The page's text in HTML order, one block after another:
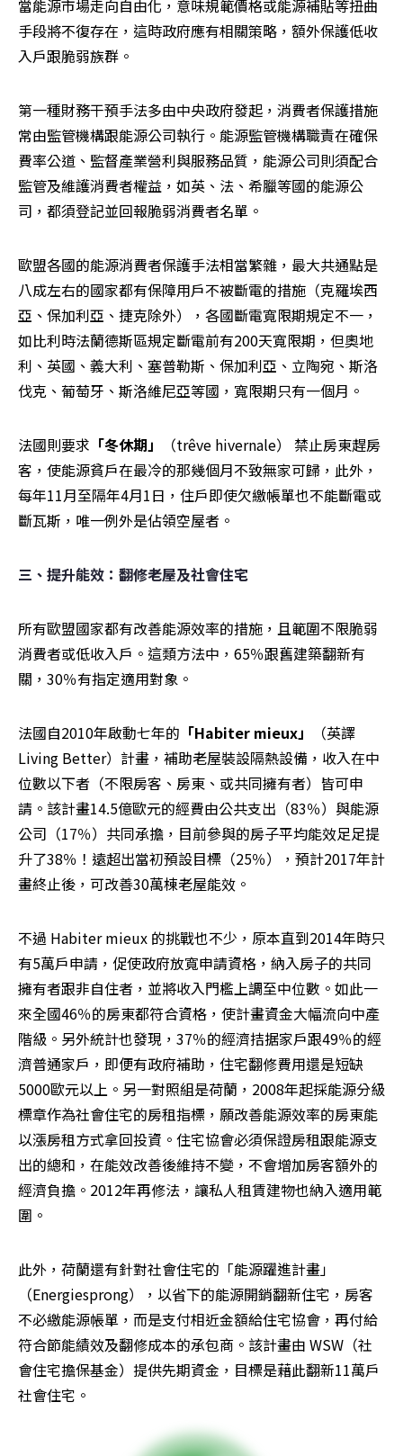
當能源市場走向自由化，意味規範價格或能源補貼等扭曲
手段將不復存在，這時政府應有相關策略，額外保護低收
入戶跟脆弱族群。
第一種財務干預手法多由中央政府發起，消費者保護措施
常由監管機構跟能源公司執行。能源監管機構職責在確保
費率公道、監督產業營利與服務品質，能源公司則須配合
監管及維護消費者權益，如英、法、希臘等國的能源公
司，都須登記並回報脆弱消費者名單。
歐盟各國的能源消費者保護手法相當繁雜，最大共通點是
八成左右的國家都有保障用戶不被斷電的措施（克羅埃西
亞、保加利亞、捷克除外），各國斷電寬限期規定不一，
如比利時法蘭德斯區規定斷電前有200天寬限期，但奧地
利、英國、義大利、塞普勒斯、保加利亞、立陶宛、斯洛
伐克、葡萄牙、斯洛維尼亞等國，寬限期只有一個月。
法國則要求 「冬休期」
（trêve hivernale） 禁止房東趕房
客，使能源貧戶在最冷的那幾個月不致無家可歸，此外，
每年11月至隔年4月1日，住戶即使欠繳帳單也不能斷電或
斷瓦斯，唯一例外是佔領空屋者。
三、提升能效：翻修老屋及社會住宅
所有歐盟國家都有改善能源效率的措施，且範圍不限脆弱
消費者或低收入戶。這類方法中，65％跟舊建築翻新有
關，30％有指定適用對象。
法國自2010年啟動七年的 「Habiter mieux」
（英譯
Living Better）計畫，補助老屋裝設隔熱設備，收入在中
位數以下者（不限房客、房東、或共同擁有者）皆可申
請。該計畫14.5億歐元的經費由公共支出（83％）與能源
公司（17％）共同承擔，目前參與的房子平均能效足足提
升了38％！遠超出當初預設目標（25％），預計2017年計
畫終止後，可改善30萬棟老屋能效。
不過 Habiter mieux 的挑戰也不少，原本直到2014年時只
有5萬戶申請，促使政府放寬申請資格，納入房子的共同
擁有者跟非自住者，並將收入門檻上調至中位數。如此一
來全國46％的房東都符合資格，使計畫資金大幅流向中產
階級。另外統計也發現，37％的經濟拮据家戶跟49％的經
濟普通家戶，即便有政府補助，住宅翻修費用還是短缺
5000歐元以上。另一對照組是荷蘭，2008年起採能源分級
標章作為社會住宅的房租指標，願改善能源效率的房東能
以漲房租方式拿回投資。住宅協會必須保證房租跟能源支
出的總和，在能效改善後維持不變，不會增加房客額外的
經濟負擔。2012年再修法，讓私人租賃建物也納入適用範
圍。
此外，荷蘭還有針對社會住宅的「能源躍進計畫」
（Energiesprong），以省下的能源開銷翻新住宅，房客
不必繳能源帳單，而是支付相近金額給住宅協會，再付給
符合節能績效及翻修成本的承包商。該計畫由 WSW（社
會住宅擔保基金）提供先期資金，目標是藉此翻新11萬戶
社會住宅。